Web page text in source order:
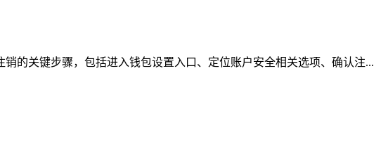
的关键步骤，包括进入钱包设置入口、定位账户安全相关选项、确认注...